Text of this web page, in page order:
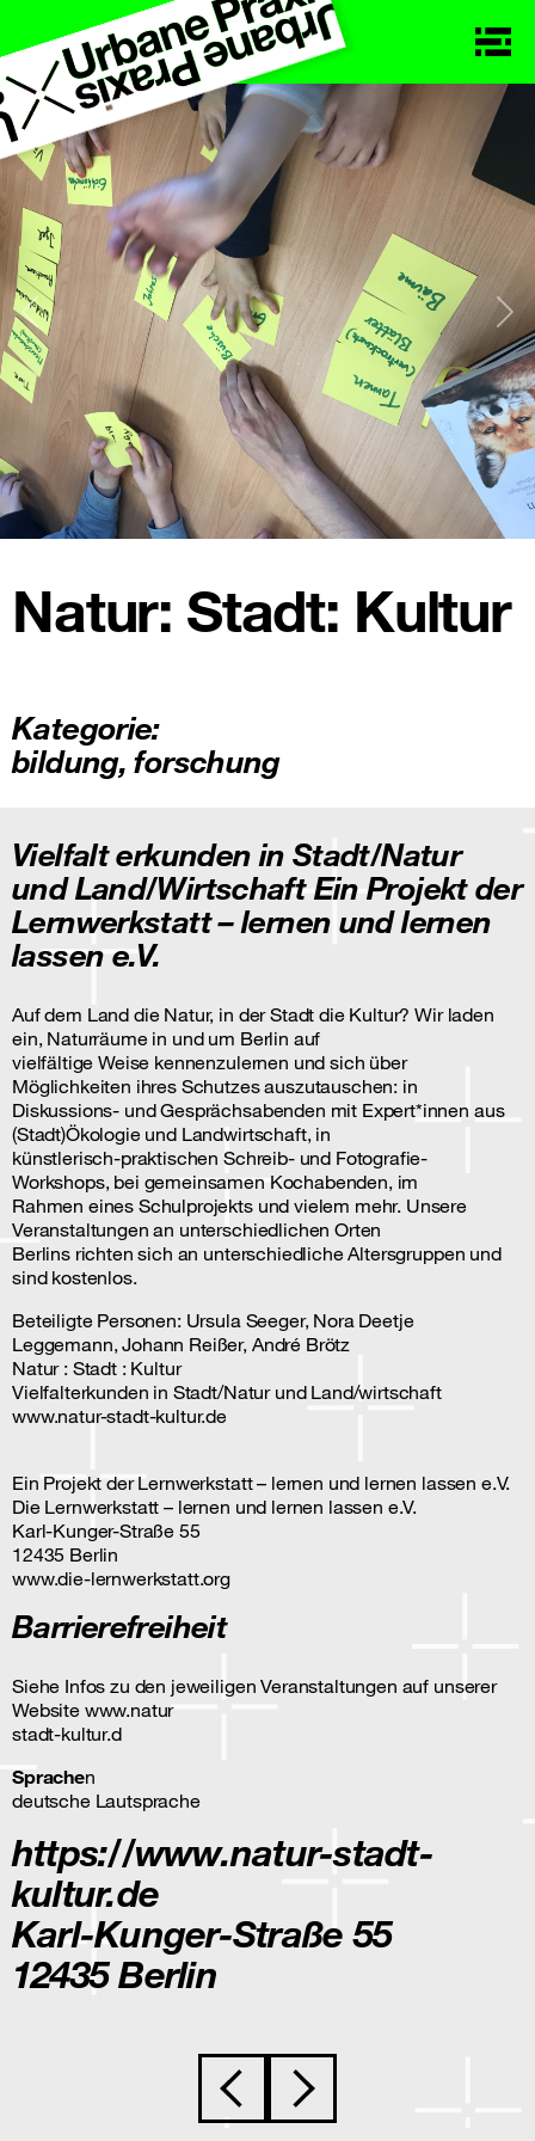
Previous
Natur: Stadt: Kultur
Kategorie:
bildung,forschung
Vielfalt erkunden in Stadt/Natur
und Land/Wirtschaft Ein Projekt der
Lernwerkstatt – lernen und lernen
lassen e.V.
Auf dem Land die Natur, in der Stadt die Kultur? Wir laden
ein, Naturräume in und um Berlin auf
vielfältige Weise kennenzulernen und sich über
Möglichkeiten ihres Schutzes auszutauschen: in
Diskussions- und Gesprächsabenden mit Expert*innen aus
(Stadt)Ökologie und Landwirtschaft, in
künstlerisch-praktischen Schreib- und Fotografie-
Workshops, bei gemeinsamen Kochabenden, im
Rahmen eines Schulprojekts und vielem mehr. Unsere
Veranstaltungen an unterschiedlichen Orten
Berlins richten sich an unterschiedliche Altersgruppen und
sind kostenlos.
Beteiligte Personen: Ursula Seeger, Nora Deetje
Leggemann, Johann Reißer, André Brötz
Natur : Stadt : Kultur
Vielfalterkunden in Stadt/Natur und Land/wirtschaft
www.natur-stadt-kultur.de
Ein Projekt der Lernwerkstatt – lernen und lernen lassen e.V.
Die Lernwerkstatt – lernen und lernen lassen e.V.
Karl-Kunger-Straße 55
12435 Berlin
www.die-lernwerkstatt.org
Barrierefreiheit
Siehe Infos zu den jeweiligen Veranstaltungen auf unserer
Website www.natur
stadt-kultur.d
Sprachen
deutsche Lautsprache
https://www.natur-stadt-
kultur.de
Karl-Kunger-Straße 55
12435 Berlin
Beitragsnavigation